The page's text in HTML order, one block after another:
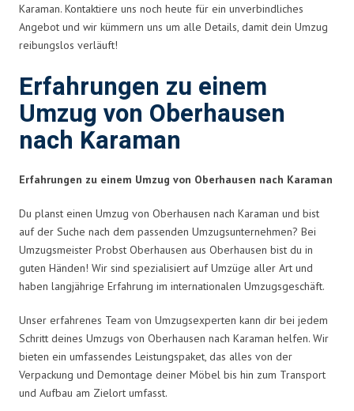
Karaman. Kontaktiere uns noch heute für ein unverbindliches
Angebot und wir kümmern uns um alle Details, damit dein Umzug
reibungslos verläuft!
Erfahrungen zu einem
Umzug von Oberhausen
nach Karaman
Erfahrungen zu einem Umzug von Oberhausen nach Karaman
Du planst einen Umzug von Oberhausen nach Karaman und bist
auf der Suche nach dem passenden Umzugsunternehmen? Bei
Umzugsmeister Probst Oberhausen aus Oberhausen bist du in
guten Händen! Wir sind spezialisiert auf Umzüge aller Art und
haben langjährige Erfahrung im internationalen Umzugsgeschäft.
Unser erfahrenes Team von Umzugsexperten kann dir bei jedem
Schritt deines Umzugs von Oberhausen nach Karaman helfen. Wir
bieten ein umfassendes Leistungspaket, das alles von der
Verpackung und Demontage deiner Möbel bis hin zum Transport
und Aufbau am Zielort umfasst.